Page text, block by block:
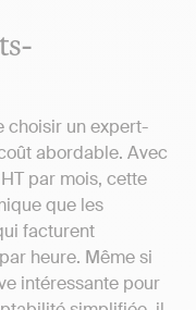
choisir un expert-
abordable. Avec
par mois, cette
que les
facturent
heure. Même si
intéressante pour